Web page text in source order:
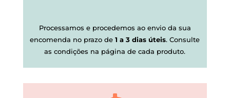
Processamos e procedemos ao envio da sua
encomenda no prazo de1 a 3 dias úteis.Consulte
as condições na página de cada produto.